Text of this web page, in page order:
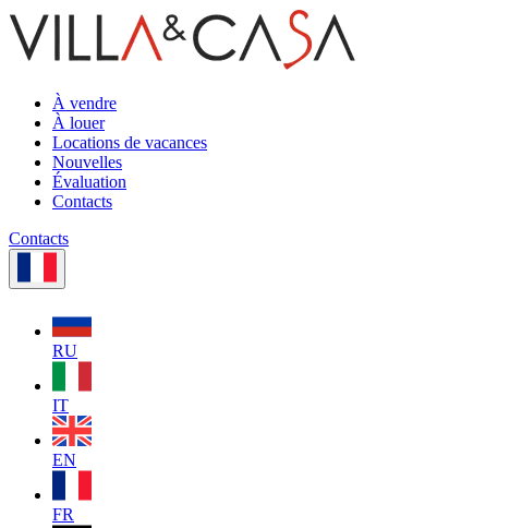
À vendre
À louer
Locations de vacances
Nouvelles
Évaluation
Contacts
Contacts
RU
IT
EN
FR